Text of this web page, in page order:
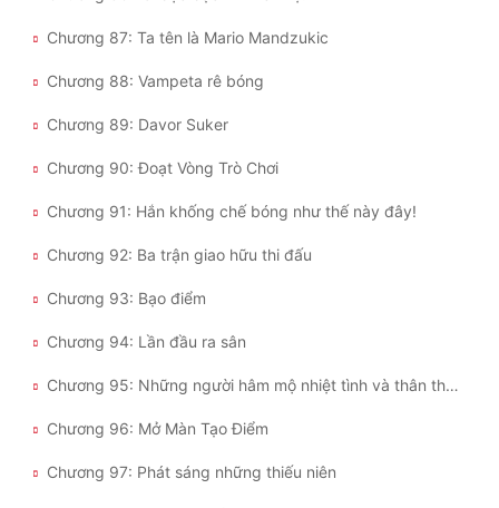
Chương 87: Ta tên là Mario Mandzukic
Chương 88: Vampeta rê bóng
Chương 89: Davor Suker
Chương 90: Đoạt Vòng Trò Chơi
Chương 91: Hắn khống chế bóng như thế này đây!
Chương 92: Ba trận giao hữu thi đấu
Chương 93: Bạo điểm
Chương 94: Lần đầu ra sân
Chương 95: Những người hâm mộ nhiệt tình và thân thiện
Chương 96: Mở Màn Tạo Điểm
Chương 97: Phát sáng những thiếu niên